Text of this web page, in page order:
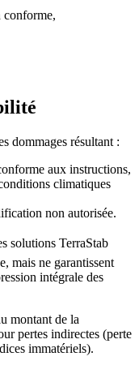
conforme,
dommages résultant :
aux instructions,
climatiques
non autorisée.
solutions TerraStab
mais ne garantissent
intégrale des
montant de la
pertes indirectes (perte
immatériels).